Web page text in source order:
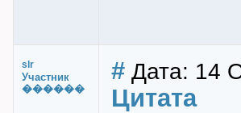
slr
Участник
������
# Дата: 14
Цитата